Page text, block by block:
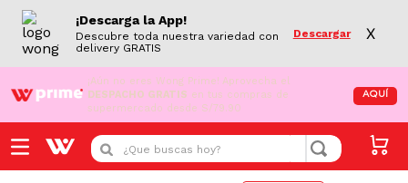
¡Descarga la App!
Descubre toda nuestra variedad con
delivery GRATIS
Descargar X
¡Aún no eres Wong Prime! Aprovecha el
DESPACHO GRATIS en tus compras de
supermercado desde S/79.90
AQUÍ
¿Que buscas hoy?